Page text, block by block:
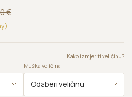
€
Kako izmjeriti veličinu?
Muška veličina